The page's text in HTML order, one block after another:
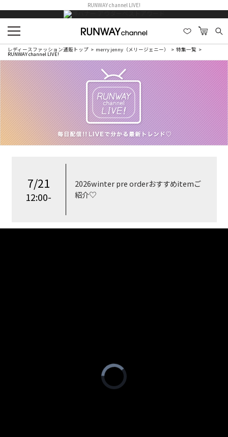
RUNWAY channel LIVE!
レディースファッション通販トップ merry jenny（メリージェニー） 特集一覧
RUNWAY channel LIVE!
7/21
12:00-
2026winter pre orderおすすめitemご
紹介♡